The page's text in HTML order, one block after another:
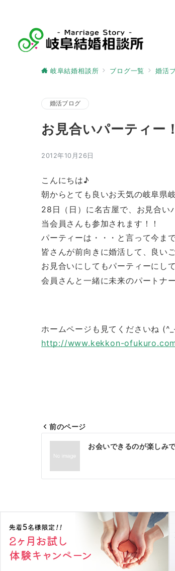
岐阜結婚相談所 ブログ一覧 婚活
婚活ブログ
お見合いパーティー
2012年10月26日
こんにちは♪
朝からとても良いお天気の岐阜県
28日（日）に名古屋で、お見合い
当会員さんも参加されます！！
パーティーは・・・と言って今ま
皆さんが前向きに婚活して、良い
お見合いにしてもパーティーにし
会員さんと一緒に未来のパートナ
ホームページも見て
http://www.kekkon-
投
ナ
ゲ
ー
シ
ョ
前のページ
お会いできるのが楽しみ